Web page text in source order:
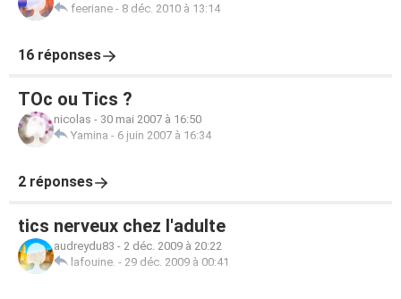
feeriane - 8 déc. 2010 à 13:14
16 réponses
TOc ou Tics ?
nicolas - 30 mai 2007 à 16:50
Yamina - 6 juin 2007 à 16:34
2 réponses
tics nerveux chez l'adulte
audreydu83 - 2 déc. 2009 à 20:22
lafouine. - 29 déc. 2009 à 00:41